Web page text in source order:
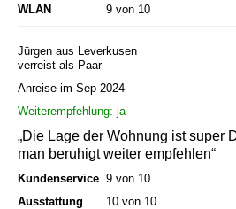
WLAN 9 von 10
Jürgen aus Leverkusen
verreist als Paar
Anreise im Sep 2024
Weiterempfehlung: ja
„Die Lage der Wohnung ist super
man beruhigt weiter empfehlen“
Kundenservice 9 von 10
Ausstattung
10 von 10